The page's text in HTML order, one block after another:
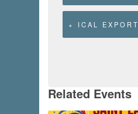
+ ICAL EXPORT
Related Events